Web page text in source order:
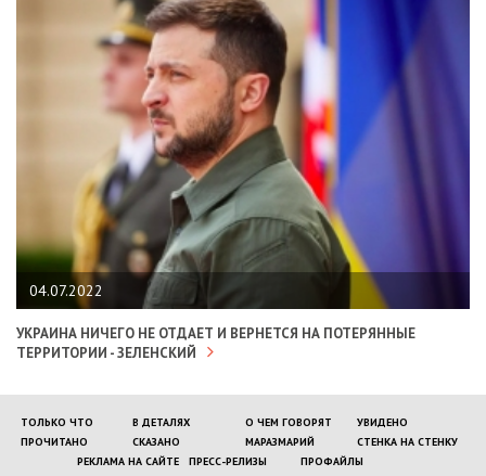
04.07.2022
УКРАИНА НИЧЕГО НЕ ОТДАЕТ И ВЕРНЕТСЯ НА ПОТЕРЯННЫЕ
ТЕРРИТОРИИ - ЗЕЛЕНСКИЙ
ТОЛЬКО ЧТО В ДЕТАЛЯХ О ЧЕМ ГОВОРЯТ
УВИДЕНО
ПРОЧИТАНО
СКАЗАНО МАРАЗМАРИЙ
СТЕНКА НА СТЕНКУ
РЕКЛАМА НА САЙТЕ
ПРЕСС-РЕЛИЗЫ ПРОФАЙЛЫ